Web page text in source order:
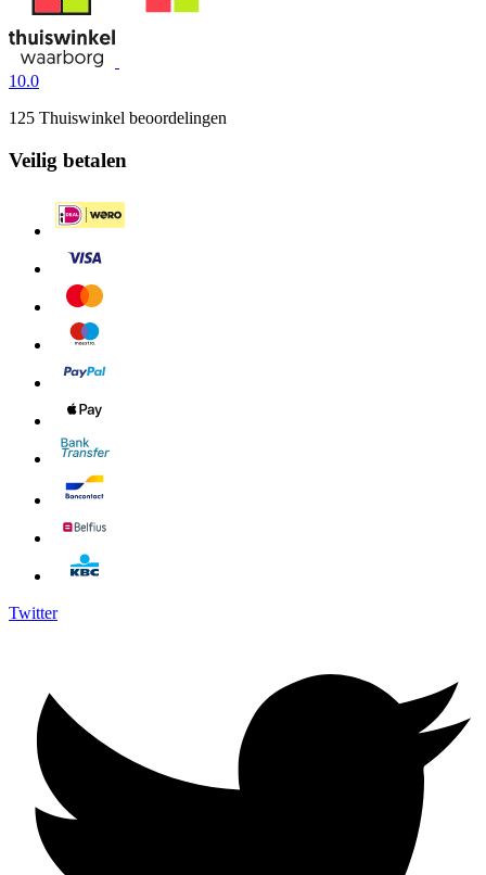
10.0
125 Thuiswinkel beoordelingen
Veilig betalen
Twitter